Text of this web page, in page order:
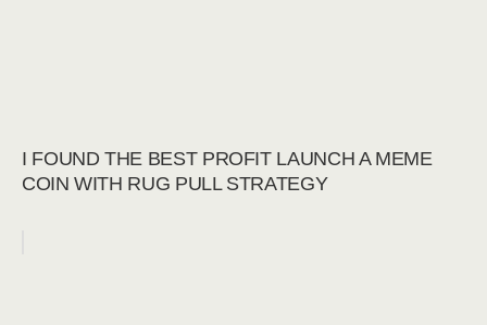
I FOUND THE BEST PROFIT LAUNCH A MEME
COIN WITH RUG PULL STRATEGY